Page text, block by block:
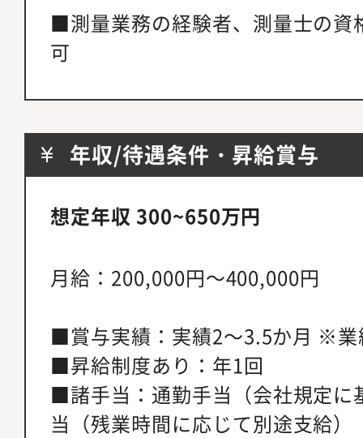
■測量業務の経験者、測量士の資
可
年収/待遇条件・昇給賞与
想定年収 300~650万円
月給：200,000円～400,000円
■賞与実績：実績2～3.5か月 ※業
■昇給制度あり：年1回
■諸手当：通勤手当（会社規定に
当（残業時間に応じて別途支給）